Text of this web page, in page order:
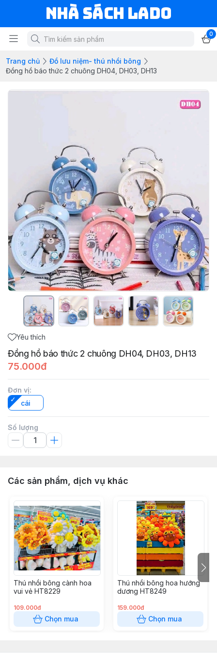
NHÀ SÁCH LADO
0
Trang chủ
Đồ lưu niệm- thú nhồi bông
Đồng hồ báo thức 2 chuông DH04, DH03, DH13
Yêu thích
Đồng hồ báo thức 2 chuông DH04, DH03, DH13
75.000đ
Đơn vị:
cái
Số lượng
Các sản phẩm, dịch vụ khác
Thú nhồi bông cành hoa
vui vẻ HT8229
109.000đ
Chọn mua
Thú nhồi bông hoa hướng
dương HT8249
159.000đ
Chọn mua